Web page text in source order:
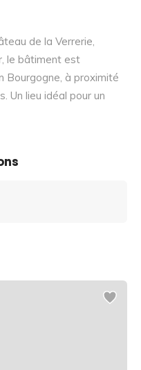
de la Verrerie,
le bâtiment est
Bourgogne, à proximité
Un lieu idéal pour un